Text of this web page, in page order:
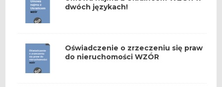
dwóch językach!
Oświadczenie o zrzeczeniu się praw
do nieruchomości WZÓR